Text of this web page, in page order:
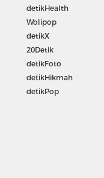
detikHealth
Wolipop
detikX
20Detik
detikFoto
detikHikmah
detikPop